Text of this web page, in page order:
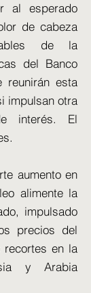
al esperado
de cabeza
de la
del Banco
reunirán esta
impulsan otra
interés. El
aumento en
alimente la
impulsado
precios del
recortes en la
y Arabia